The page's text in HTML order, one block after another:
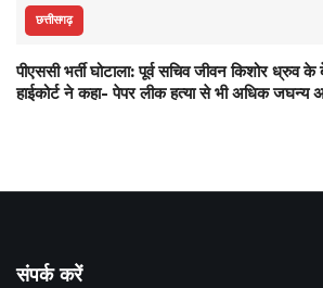
छत्तीसगढ़
पीएससी भर्ती घोटाला: पूर्व सचिव जीवन किशोर ध्रुव
हाईकोर्ट ने कहा- पेपर लीक हत्या से भी अधिक जघन्य
संपर्क करें